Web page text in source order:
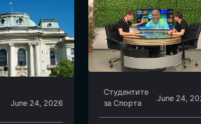
June 24, 2026
Студентите
за Спортa
June 24,